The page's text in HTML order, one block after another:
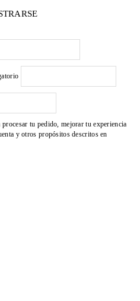
tu pedido, mejorar tu experiencia
y otros propósitos descritos en